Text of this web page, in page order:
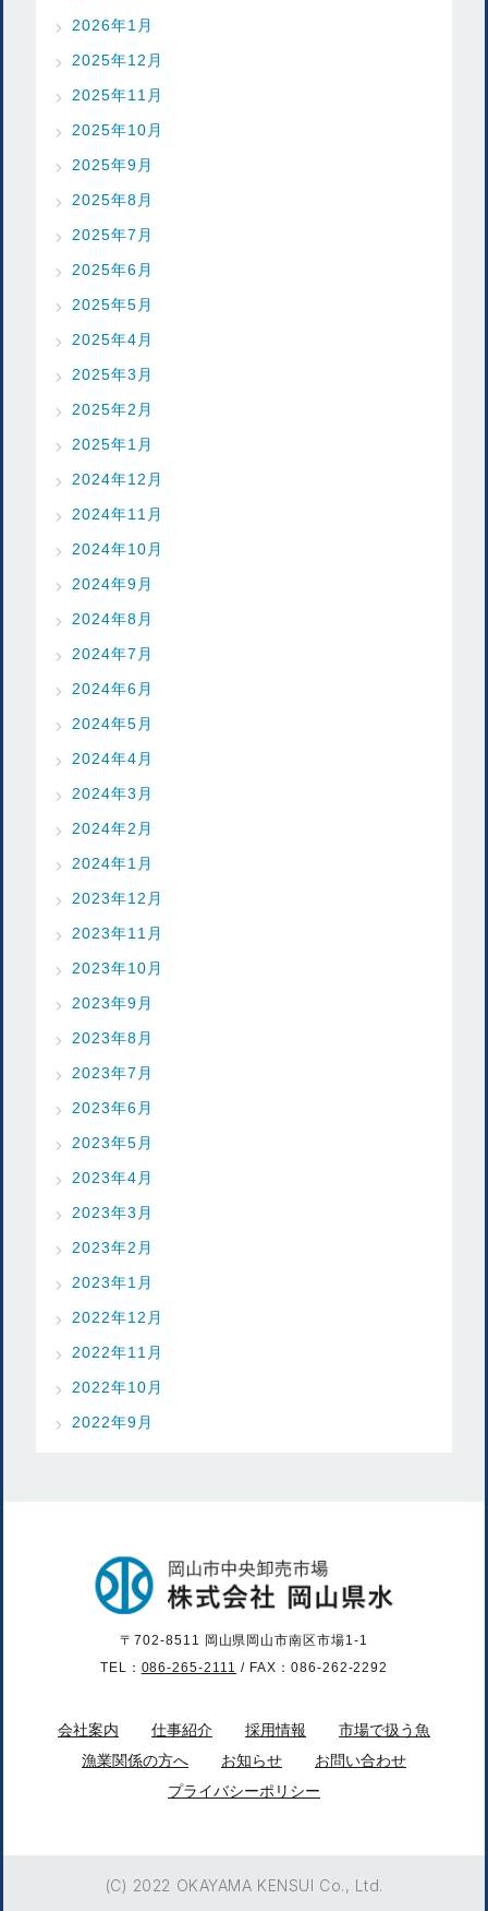
2026年1月
2025年12月
2025年11月
2025年10月
2025年9月
2025年8月
2025年7月
2025年6月
2025年5月
2025年4月
2025年3月
2025年2月
2025年1月
2024年12月
2024年11月
2024年10月
2024年9月
2024年8月
2024年7月
2024年6月
2024年5月
2024年4月
2024年3月
2024年2月
2024年1月
2023年12月
2023年11月
2023年10月
2023年9月
2023年8月
2023年7月
2023年6月
2023年5月
2023年4月
2023年3月
2023年2月
2023年1月
2022年12月
2022年11月
2022年10月
2022年9月
〒702-8511 岡山県岡山市南区市場1-1
TEL： 086-265-2111 / FAX：086-262-2292
会社案内 仕事紹介 採用情報
市場で扱う魚
漁業関係の方へ
お知らせ
お問い合わせ
プライバシーポリシー
(C) 2022 OKAYAMA KENSUI Co., Ltd.